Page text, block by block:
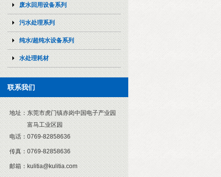
废水回用设备系列
污水处理系列
纯水/超纯水设备系列
水处理耗材
联系我们
地址： 东莞市虎门镇赤岗中国电子产业园
富马工业区园
电话： 0769-82858636
传真： 0769-82858636
邮箱： kulitia@kulitia.com